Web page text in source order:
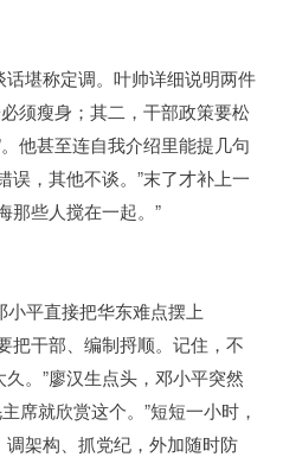
堪称定调。叶帅详细说明两件
须瘦身；其二，干部政策要松
他甚至连自我介绍里能提几句
误，其他不谈。”末了才补上一
那些人搅在一起。”
平直接把华东难点摆上
把干部、编制捋顺。记住，不
。”廖汉生点头，邓小平突然
席就欣赏这个。”短短一小时，
架构、抓党纪，外加随时防